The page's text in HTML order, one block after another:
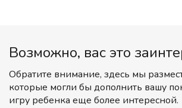
Возможно, вас это
Обратите внимание, здесь мы
которые могли бы дополнить вашу
игру ребенка еще более интересной.